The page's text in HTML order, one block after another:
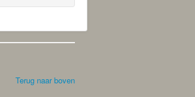
Terug naar boven